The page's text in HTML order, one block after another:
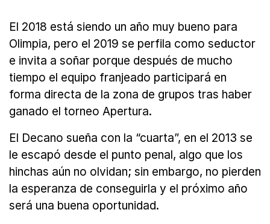
El 2018 está siendo un año muy bueno para
Olimpia, pero el 2019 se perfila como seductor
e invita a soñar porque después de mucho
tiempo el equipo franjeado participará en
forma directa de la zona de grupos tras haber
ganado el torneo Apertura.
El Decano sueña con la “cuarta”, en el 2013 se
le escapó desde el punto penal, algo que los
hinchas aún no olvidan; sin embargo, no pierden
la esperanza de conseguirla y el próximo año
será una buena oportunidad.